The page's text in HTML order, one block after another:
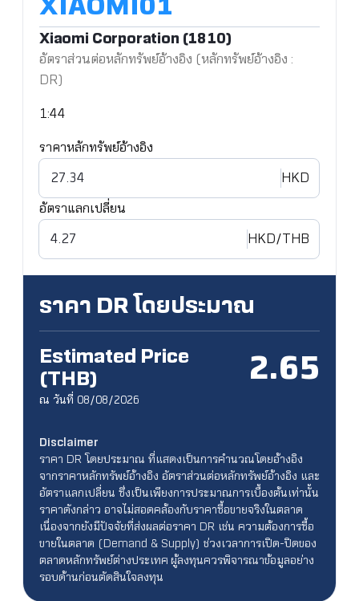
Xiaomi Corporation (1810)
อัตราส่วนต่อหลักทรัพย์อ้างอิง (หลักทรัพย์อ้างอิง :
DR)
1:44
ราคาหลักทรัพย์อ้างอิง
HKD
อัตราแลกเปลี่ยน
HKD/THB
ราคา DR โดยประมาณ
Estimated Price
(THB) 2.65
ณ วันที่ 08/08/2026
Disclaimer
ราคา DR โดยประมาณ ที่แสดงเป็นการคำนวณโดยอ้างอิง
จากราคาหลักทรัพย์อ้างอิง อัตราส่วนต่อหลักทรัพย์อ้างอิง และ
อัตราแลกเปลี่ยน ซึ่งเป็นเพียงการประมาณการเบื้องต้นเท่านั้น
ราคาดังกล่าว อาจไม่สอดคล้องกับราคาซื้อขายจริงในตลาด
เนื่องจากยังมีปัจจัยที่ส่งผลต่อราคา DR เช่น ความต้องการซื้อ
ขายในตลาด (Demand & Supply) ช่วงเวลาการเปิด-ปิดของ
ตลาดหลักทรัพย์ต่างประเทศ ผู้ลงทุนควรพิจารณาข้อมูลอย่าง
รอบด้านก่อนตัดสินใจลงทุน